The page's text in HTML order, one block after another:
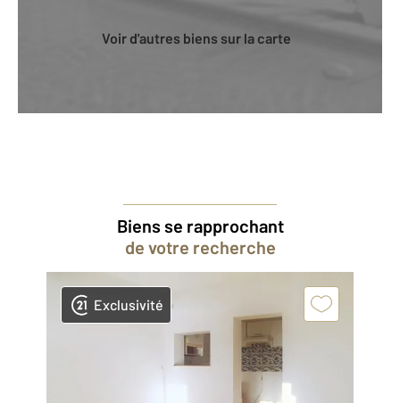
Voir d'autres biens sur la carte
Biens se rapprochant
de votre recherche
Exclusivité